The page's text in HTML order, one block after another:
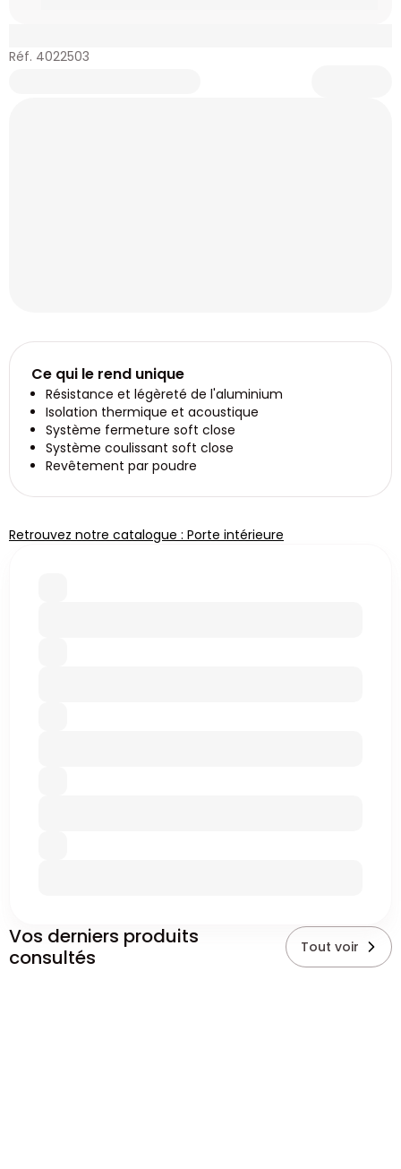
Réf. 4022503
Ce qui le rend unique
Résistance et légèreté de l'aluminium
Isolation thermique et acoustique
Système fermeture soft close
Système coulissant soft close
Revêtement par poudre
Retrouvez notre catalogue : Porte intérieure
Vos derniers produits
consultés
Tout voir